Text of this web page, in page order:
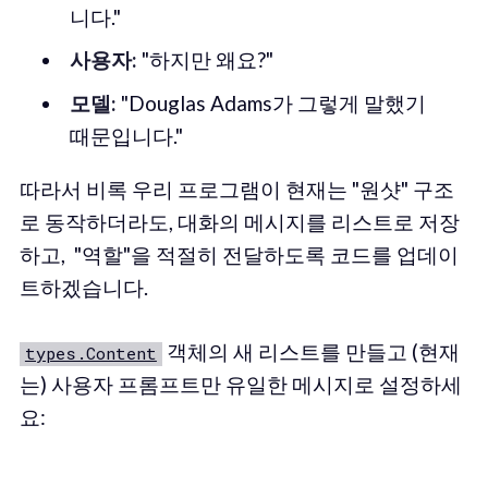
니다."
사용자: "하지만 왜요?"
모델: "Douglas Adams가 그렇게 말했기
때문입니다."
따라서 비록 우리 프로그램이 현재는 "원샷" 구조
로 동작하더라도, 대화의 메시지를 리스트로 저장
하고, "역할"을 적절히 전달하도록 코드를 업데이
트하겠습니다.
types.Content 객체의 새 리스트를 만들고 (현재
는) 사용자 프롬프트만 유일한 메시지로 설정하세
요: